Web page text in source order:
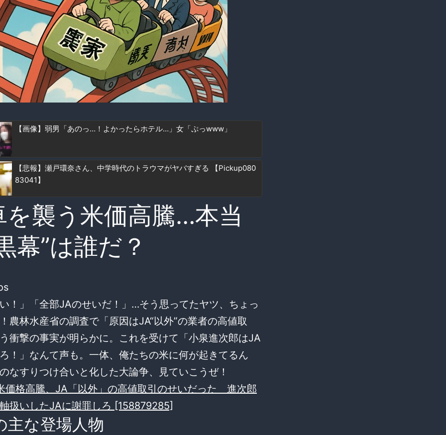
【画像】弱男「あのっ…！よかったらホテル…」女「ぷっwww」
【悲報】瀬戸環奈さん、中学時代のトラウマがヤバすぎる 【Pickup080
83041】
を襲う米価高騰…本当
幕”は誰だ？
！」「全部JAのせいだ！」…そう思ってたヤツ、ちょっ
農林水産省の調査で「原因はJA“以外”の業者の高値取
衝撃の事実が明らかに。これを受けて「小泉進次郎はJA
！」なんて声も。一体、俺たちの米に何が起きてるん
なすりつけ合いと化した大論争、見ていこうぜ！
価格高騰、JA「以外」の高値取引のせいだった 進次郎
扱いしたJAに謝罪しろ [158879285]
主な登場人物